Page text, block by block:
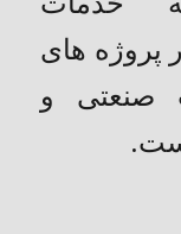
پروژه های
صنعتی و